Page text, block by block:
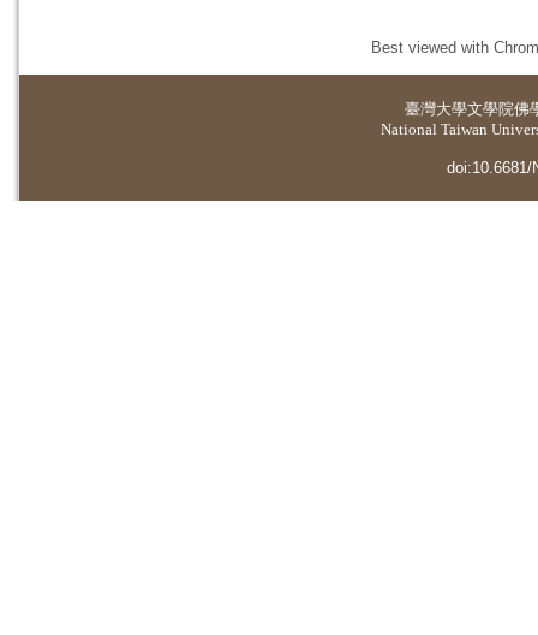
Best viewed with
臺灣大學文學院佛
National Taiwan
doi:10.6681/